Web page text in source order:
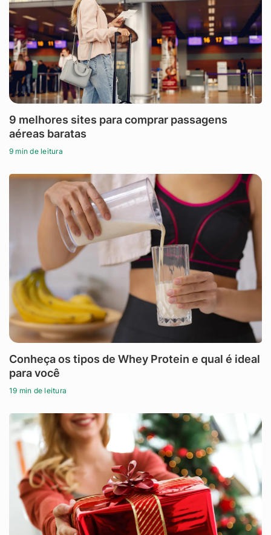
9 melhores sites para comprar passagens
aéreas baratas
9 min de leitura
Conheça os tipos de Whey Protein e qual é ideal
para você
19 min de leitura